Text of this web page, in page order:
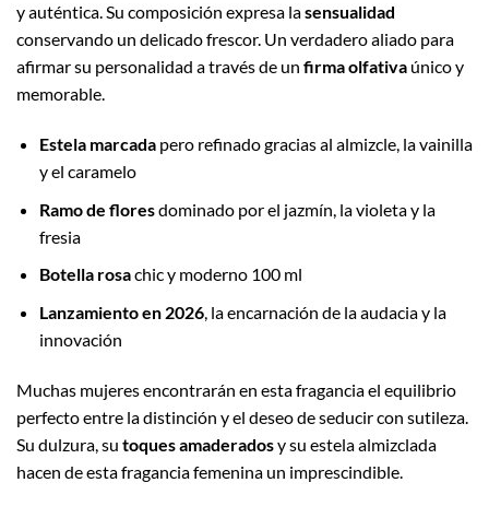
y auténtica. Su composición expresa lasensualidad
conservando un delicado frescor. Un verdadero aliado para
afirmar su personalidad a través de un firma olfativa único y
memorable.
Estela marcadapero refinado gracias al almizcle, la vainilla
y el caramelo
Ramo de floresdominado por el jazmín, la violeta y la
fresia
Botella rosachic y moderno 100 ml
Lanzamiento en 2026, la encarnación de la audacia y la
innovación
Muchas mujeres encontrarán en esta fragancia el equilibrio
perfecto entre la distinción y el deseo de seducir con sutileza.
Su dulzura, su toques amaderadosy su estela almizclada
hacen de esta fragancia femenina un imprescindible.